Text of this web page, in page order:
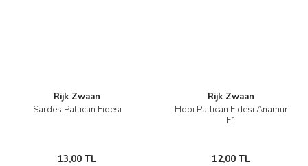
Rijk Zwaan
Sardes Patlıcan Fidesi
13,00 TL
Rijk Zwaan
Hobi Patlıcan Fidesi Anamur
F1
12,00 TL